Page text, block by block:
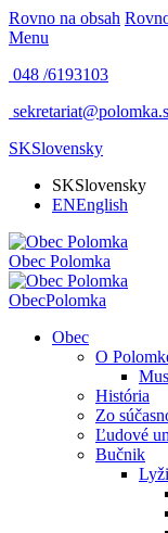
Rovno na obsah
Menu
048 /6193103
SKSlovensky
SKSlovensky
ENEnglish
Obec Polomka
ObecPolomka
Obec
O
História
Zo
Ľudové
Bučnik